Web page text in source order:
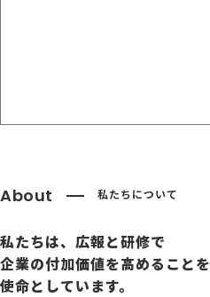
About 私たちについて
私たちは、広報と研修で
企業の付加価値を高めることを
使命としています。